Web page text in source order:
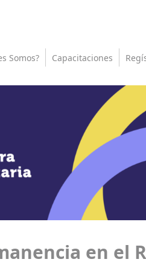
Somos? Capacitaciones
en el